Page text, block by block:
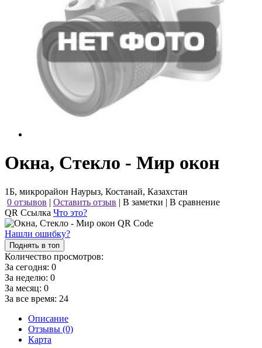
Окна, Стекло - Мир окон
1Б, микрорайон Наурыз, Костанай, Казахстан
0 отзывов | Оставить отзыв | В заметки | В сравнение
QR Ссылка Что это?
Нашли ошибку?
Поднять в топ
Количество просмотров:
За сегодня: 0
За неделю: 0
За месяц: 0
За все время: 24
Описание
Отзывы (0)
Карта